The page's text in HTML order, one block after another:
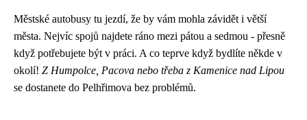
Městské autobusy tu jezdí, že by vám mohla závidět i větší
města. Nejvíc spojů najdete ráno mezi pátou a sedmou - přesně
když potřebujete být v práci. A co teprve když bydlíte někde v
okolí! Z Humpolce, Pacova nebo třeba z Kamenice nad Lipou
se dostanete do Pelhřimova bez problémů.